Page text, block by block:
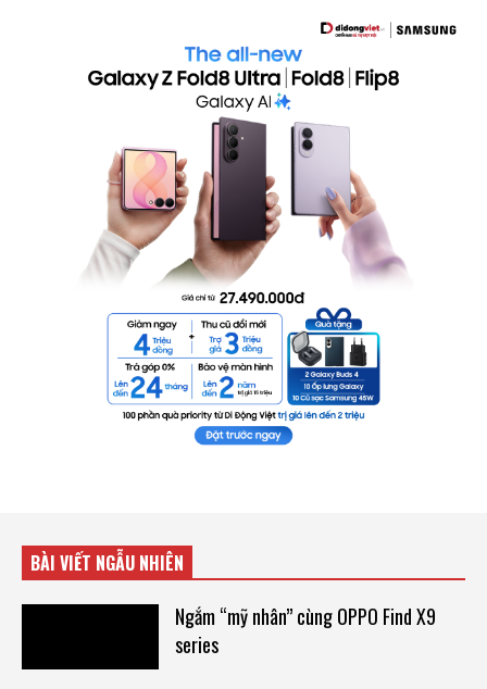
BÀI VIẾT NGẪU NHIÊN
Ngắm “mỹ nhân” cùng OPPO Find X9
series